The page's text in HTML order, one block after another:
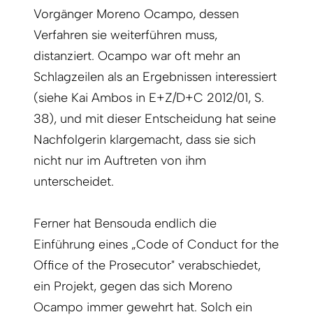
Vorgänger Moreno Ocampo, dessen
Verfahren sie weiterführen muss,
distanziert. Ocampo war oft mehr an
Schlagzeilen als an Ergebnissen interessiert
(siehe Kai Ambos in E+Z/D+C 2012/01, S.
38), und mit dieser Entscheidung hat seine
Nachfolgerin klargemacht, dass sie sich
nicht nur im Auftreten von ihm
unterscheidet.
Ferner hat Bensouda endlich die
Einführung eines „Code of Conduct for the
Office of the Prosecutor" verabschiedet,
ein Projekt, gegen das sich Moreno
Ocampo immer gewehrt hat. Solch ein